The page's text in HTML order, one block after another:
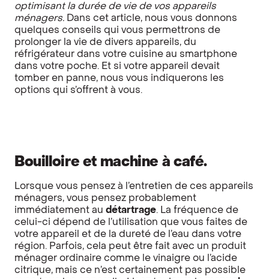
optimisant la durée de vie de vos appareils
ménagers. Dans cet article, nous vous donnons
quelques conseils qui vous permettrons de
prolonger la vie de divers appareils, du
réfrigérateur dans votre cuisine au smartphone
dans votre poche. Et si votre appareil devait
tomber en panne, nous vous indiquerons les
options qui s’offrent à vous.
Bouilloire et machine à café.
Lorsque vous pensez à l’entretien de ces appareils
ménagers, vous pensez probablement
immédiatement au détartrage. La fréquence de
celui-ci dépend de l’utilisation que vous faites de
votre appareil et de la dureté de l’eau dans votre
région. Parfois, cela peut être fait avec un produit
ménager ordinaire comme le vinaigre ou l’acide
citrique, mais ce n’est certainement pas possible